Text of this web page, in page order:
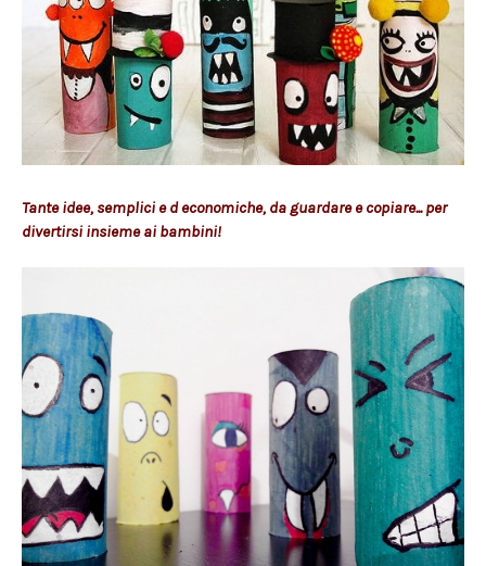
Tante idee, semplici e d economiche, da guardare e copiare... per
divertirsi insieme ai bambini!